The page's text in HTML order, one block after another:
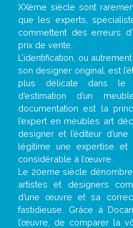
XXème siècle sont
que les experts,
commettent des erreurs
prix de vente.
L’identification, ou
son designer original, est
plus délicate dans le
d’estimation d’un
documentation est la
l’expert en meubles art
designer et l’éditeur
légitime une expertise et
considérable à l’œuvre.
Le 20eme siècle
artistes et designers
d’une œuvre et sa
fastidieuse. Grâce à
l’œuvre, de comparer la